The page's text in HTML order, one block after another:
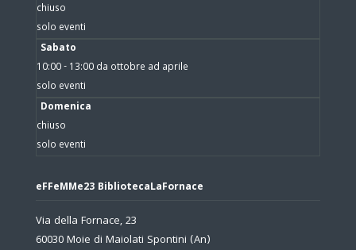
chiuso
solo eventi
Sabato
10:00 - 13:00 da ottobre ad aprile
solo eventi
Domenica
chiuso
solo eventi
eFFeMMe23 BibliotecaLaFornace
Via della Fornace, 23
60030 Moie di Maiolati Spontini (An)